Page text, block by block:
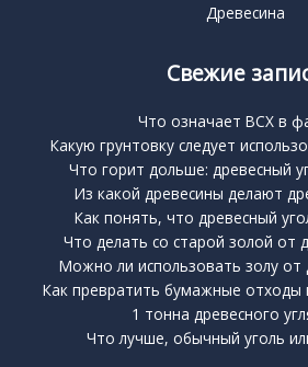
Древесина
Свежие
Что означает BCX в
Какую грунтовку следует
Что горит дольше: древесный
Из какой древесины делают
Как понять, что древесный
Что делать со старой золой от
Можно ли использовать золу от
Как превратить бумажные отходы
1 тонна древесного
Что лучше, обычный уголь